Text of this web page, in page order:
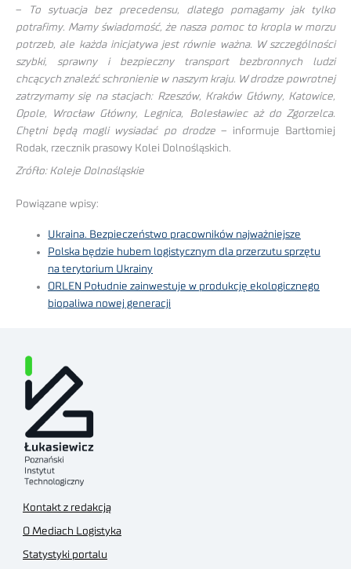
–
To sytuacja bez precedensu, dlatego pomagamy jak tylko
potrafimy. Mamy świadomość, że nasza pomoc to kropla w morzu
potrzeb, ale każda inicjatywa jest równie ważna. W szczególności
szybki, sprawny i bezpieczny transport bezbronnych ludzi
chcących znaleźć schronienie w naszym kraju. W drodze powrotnej
zatrzymamy się na stacjach: Rzeszów, Kraków Główny, Katowice,
Opole, Wrocław Główny, Legnica, Bolesławiec aż do Zgorzelca.
Chętni będą mogli wysiadać po drodze– informuje Bartłomiej
Rodak, rzecznik prasowy Kolei Dolnośląskich.
Zrófło: Koleje Dolnośląskie
Powiązane wpisy:
Ukraina. Bezpieczeństwo pracowników najważniejsze
Polska będzie hubem logistycznym dla przerzutu sprzętu
na terytorium Ukrainy
ORLEN Południe zainwestuje w produkcję ekologicznego
biopaliwa nowej generacji
Kontakt z redakcją
O Mediach Logistyka
Statystyki portalu